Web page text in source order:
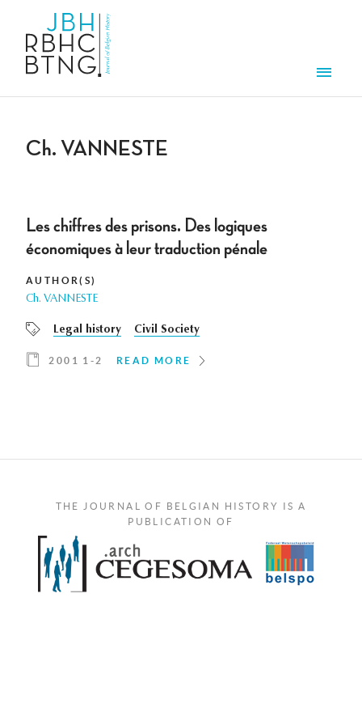
Ch. VANNESTE
Les chiffres des prisons. Des logiques
économiques à leur traduction pénale
AUTHOR(S)
Ch. VANNESTE
Legal history Civil Society
2001 1-2 READ MORE
THE JOURNAL OF BELGIAN HISTORY IS A
PUBLICATION OF